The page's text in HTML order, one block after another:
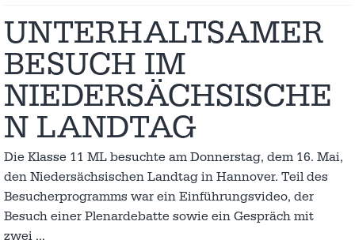
UNTERHALTSAMER
BESUCH IM
NIEDERSÄCHSISCHE
N LANDTAG
Die Klasse 11 ML besuchte am Donnerstag, dem 16. Mai,
den Niedersächsischen Landtag in Hannover. Teil des
Besucherprogramms war ein Einführungsvideo, der
Besuch einer Plenardebatte sowie ein Gespräch mit
zwei …